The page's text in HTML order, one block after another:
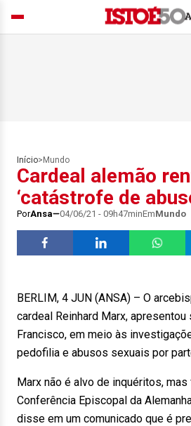
Início> Mundo
Cardeal alemão
‘catástrofe de
PorAnsa 04/06/21 - 09h47minEmMundo
BERLIM, 4 JUN (ANSA) – O
cardeal Reinhard Marx, apresentou
Francisco, em meio às
pedofilia e abusos sexuais por
Marx não é alvo de inquéritos,
Conferência Episcopal da
disse em um comunicado que é